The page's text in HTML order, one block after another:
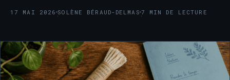
17 MAI 2026·SOLÈNE BÉRAUD-DELMAS ·
7 MIN DE LECTURE